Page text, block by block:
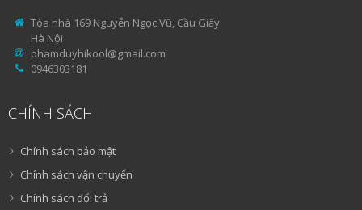
Tòa nhà 169 Nguyễn Ngọc Vũ, Cầu Giấy
Hà Nội
phamduyhikool@gmail.com
0946303181
CHÍNH SÁCH
Chính sách bảo mật
Chính sách vận chuyển
Chính sách đổi trả